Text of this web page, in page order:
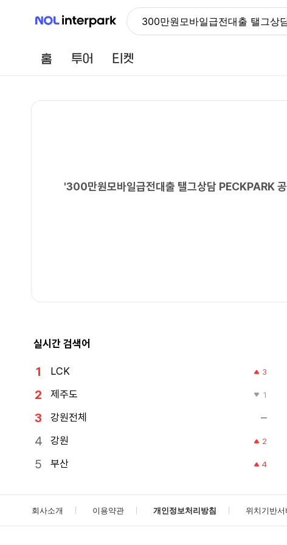
NOL 인터파크 300만원모바일급전대출 탤그상
홈 투어
'300만원모바일급전대출 탤그상담 PECKPARK
실시간 검색어
LCK 3
제주도 1
강원전체
강원
2
부산 4
회사소개 이용약관 개인정보처리방침 위치기반